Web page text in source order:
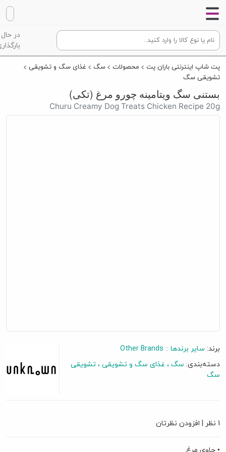
در حال
پت شاپ اینترنتی باران پت محصولات سگ
غذای سگ و تشویقی
تشویقی سگ
بستنی سگ ویتامینه چورو مرغ (تکی)
Churu Creamy Dog Treats Chicken Recipe 20g
برند: سایر برندها :: Other Brands
دسته‌بندی: سگ غذای سگ و تشویقی
تشویقی
سگ
1 نظر افزودن نظرتان
• حاوی مرغ